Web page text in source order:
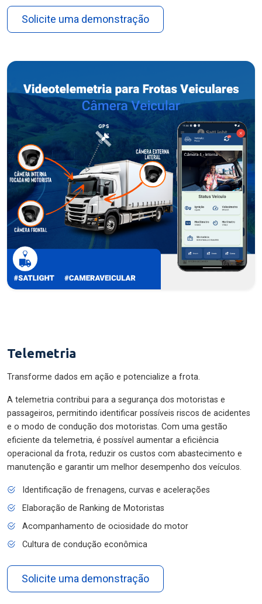
Solicite uma demonstração
Telemetria
Transforme dados em ação e potencialize a frota.
A telemetria contribui para a segurança dos motoristas e
passageiros, permitindo identificar possíveis riscos de acidentes
e o modo de condução dos motoristas. Com uma gestão
eficiente da telemetria, é possível aumentar a eficiência
operacional da frota, reduzir os custos com abastecimento e
manutenção e garantir um melhor desempenho dos veículos.
Identificação de frenagens, curvas e acelerações
Elaboração de Ranking de Motoristas
Acompanhamento de ociosidade do motor
Cultura de condução econômica
Solicite uma demonstração